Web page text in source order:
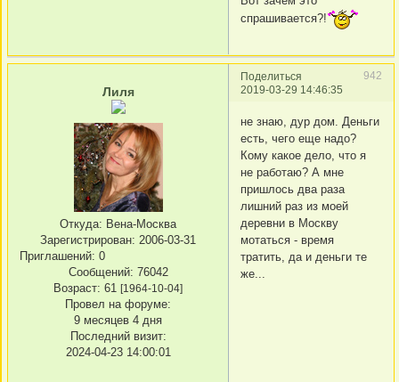
спрашивается?!
Поделиться
942
2019-03-29 14:46:35
Лиля
Откуда: Вена-Москва
Зарегистрирован: 2006-03-31
Приглашений: 0
Сообщений: 76042
Возраст: 61 [1964-10-04]
Провел на форуме:
9 месяцев 4 дня
Последний визит:
2024-04-23 14:00:01
не знаю, дур дом. Деньги
есть, чего еще надо?
Кому какое дело, что я
не работаю? А мне
пришлось два раза
лишний раз из моей
деревни в Москву
мотаться - время
тратить, да и деньги те
же...